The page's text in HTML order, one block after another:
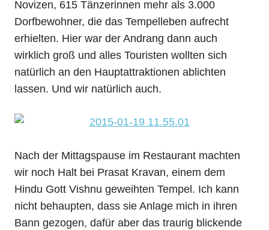
Novizen, 615 Tänzerinnen mehr als 3.000
Dorfbewohner, die das Tempelleben aufrecht
erhielten. Hier war der Andrang dann auch
wirklich groß und alles Touristen wollten sich
natürlich an den Hauptattraktionen ablichten
lassen. Und wir natürlich auch.
Nach der Mittagspause im Restaurant machten
wir noch Halt bei Prasat Kravan, einem dem
Hindu Gott Vishnu geweihten Tempel. Ich kann
nicht behaupten, dass sie Anlage mich in ihren
Bann gezogen, dafür aber das traurig blickende